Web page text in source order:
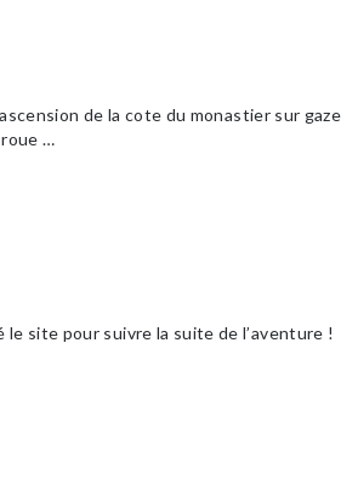
de la cote du monastier sur
roue …
site pour suivre la suite de l’aventure !